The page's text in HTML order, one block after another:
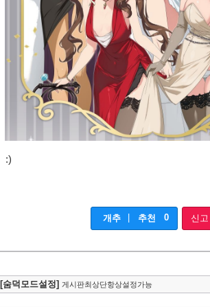
:)
개추 추천 0 신고
[숨덕모드설정] 게시판최상단항상설정가능